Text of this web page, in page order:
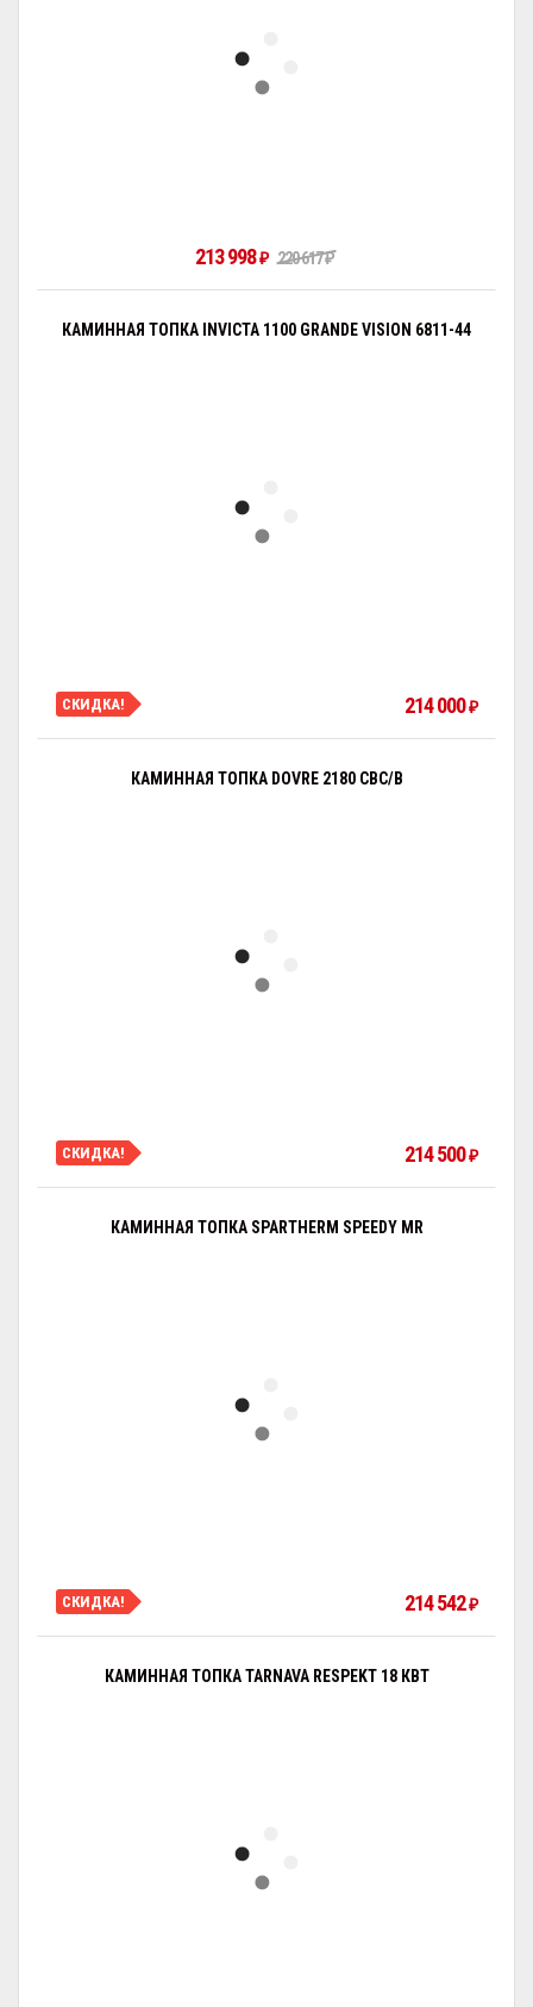
213 998₽ 220 617₽
КАМИННАЯ ТОПКА INVICTA 1100 GRANDE VISION 6811-44
СКИДКА! 214 000₽
КАМИННАЯ ТОПКА DOVRE 2180 CBC/B
СКИДКА! 214 500₽
КАМИННАЯ ТОПКА SPARTHERM SPEEDY MR
СКИДКА! 214 542₽
КАМИННАЯ ТОПКА TARNAVA RESPEKT 18 КВТ